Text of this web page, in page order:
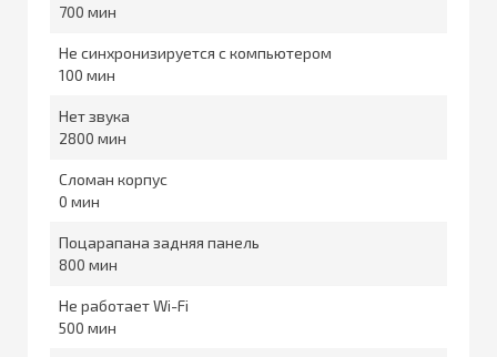
700
Не синхронизируется с компьютером
100
Нет звука
2800
Сломан корпус
0
Поцарапана задняя панель
800
Не работает Wi-Fi
500